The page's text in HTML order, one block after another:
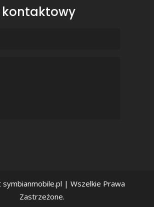
kontaktowy
| Wszelkie Prawa
Zastrzeżone.